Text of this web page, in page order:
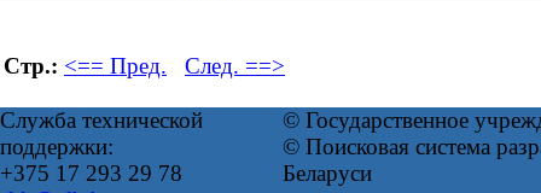
Стр.: <== Пред. След. ==>
Служба технической
поддержки:
+375 17 293 29 78
© Государственное
© Поисковая система
Беларуси